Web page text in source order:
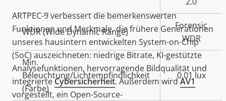
ARTPEC-9 verbessert die bemerkenswerten
Funktionen und Merkmale, die frühere Generationen
unseres hausintern entwickelten System-on-Chip
(SoC) auszeichneten: niedrige Bitrate, KI-gestützte
Analysefunktionen, hervorragende Bildqualität und
integrierteCybersicherheit. Außerdem wirdAV1
vorgestellt, ein Open-Source-
WDR (Wide Dynamic Range)
Forensic
WDR
Min.
Beleuchtung/Lichtempfindlichkeit
(Farbe)
0.01 lux